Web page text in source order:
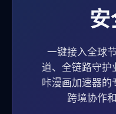
一键接入全球
道、全链路守护
咔漫画加速器的
跨境协作